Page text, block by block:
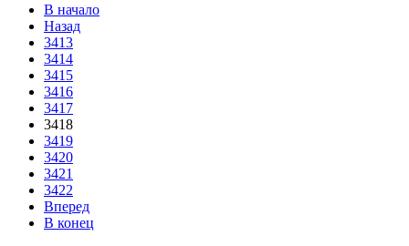
В начало
Назад
3413
3414
3415
3416
3417
3418
3419
3420
3421
3422
Вперед
В конец